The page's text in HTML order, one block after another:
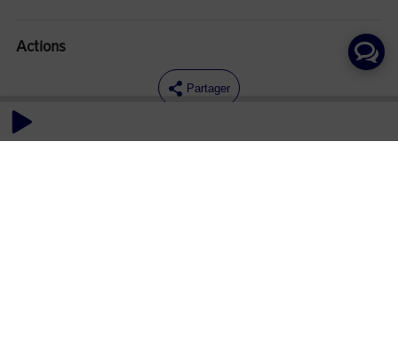
Actions
Partager
Commentaires